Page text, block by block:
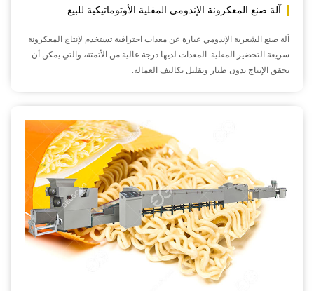
آلة صنع المعكرونة الإندومي المقلية الأوتوماتيكية للبيع
آلة صنع الشعرية الإندومي عبارة عن معدات احترافية تستخدم لإنتاج المعكرونة
سريعة التحضير المقلية. المعدات لديها درجة عالية من الأتمتة، والتي يمكن أن
تحقق الإنتاج بدون طيار وتقليل تكاليف العمالة.